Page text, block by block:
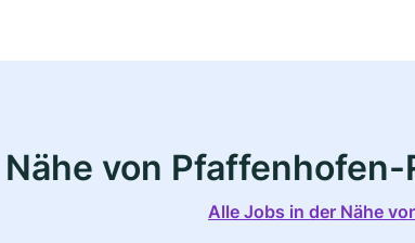
von Pfaffenhofen-
Alle Jobs in der Nähe